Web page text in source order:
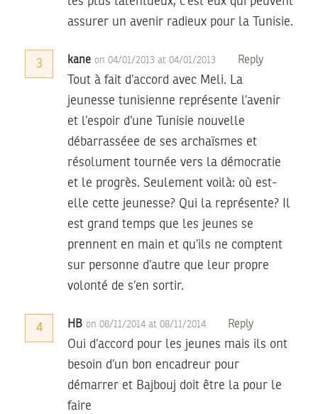
assurer un avenir radieux pour la Tunisie.
3 kane on 04/01/2013 at 04/01/2013 Reply
Tout à fait d’accord avec Meli. La
jeunesse tunisienne représente l’avenir
et l’espoir d’une Tunisie nouvelle
débarrasséee de ses archaïsmes et
résolument tournée vers la démocratie
et le progrès. Seulement voilà: où est-
elle cette jeunesse? Qui la représente? Il
est grand temps que les jeunes se
prennent en main et qu’ils ne comptent
sur personne d’autre que leur propre
volonté de s’en sortir.
4 HB on 08/11/2014 at 08/11/2014 Reply
Oui d’accord pour les jeunes mais ils ont
besoin d’un bon encadreur pour
démarrer et Bajbouj doit être la pour le
faire